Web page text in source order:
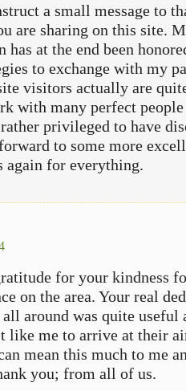
a small message to
are sharing on this site.
has at the end been
to exchange with my
visitors actually are
with many perfect
privileged to have
to some more
again for everything.
for your kindness
on the area. Your real
all around was quite useful
like me to arrive at their
mean this much to me
you; from all of us.